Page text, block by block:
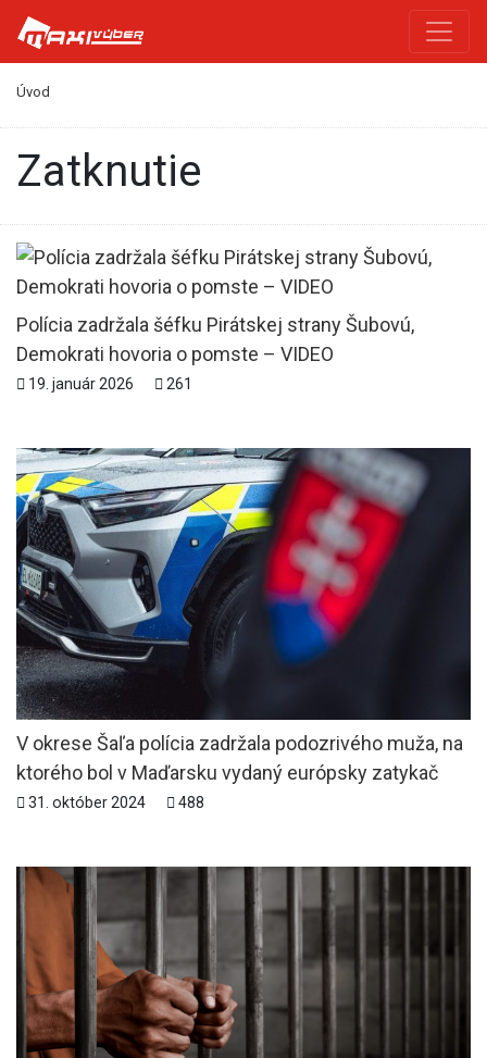
Úvod
zatknutie
Polícia zadržala šéfku Pirátskej strany Šubovú,
Demokrati hovoria o pomste – VIDEO
19. január 2026 261
V okrese Šaľa polícia zadržala podozrivého muža, na
ktorého bol v Maďarsku vydaný európsky zatykač
31. október 2024 488